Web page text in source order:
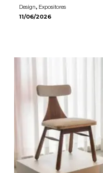
Design, Expositores
11/06/2026